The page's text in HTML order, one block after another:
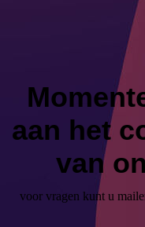
aan het
van
voor vragen kunt u